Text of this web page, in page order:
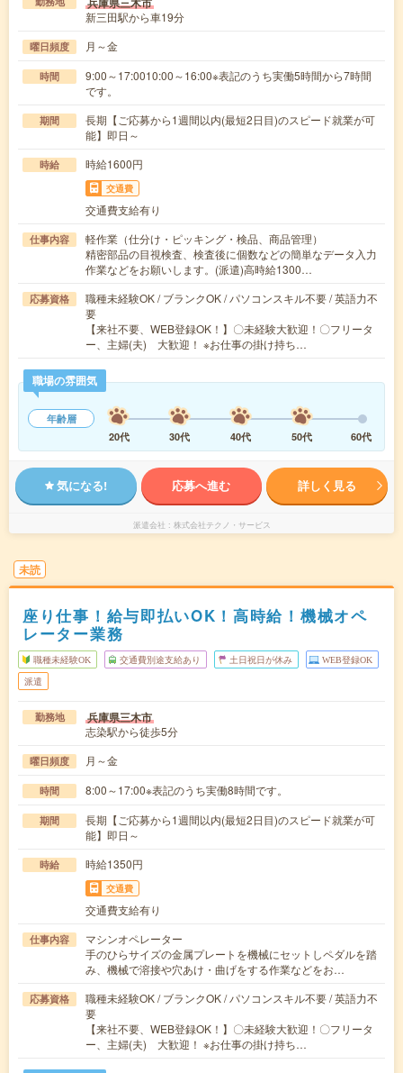
新三田駅から車19分
曜日頻度 月～金
時間
9:00～17:0010:00～16:00※表記のうち実働5時間から7時間
です。
期間
長期【ご応募から1週間以内(最短2日目)のスピード就業が可
能】即日～
時給 時給1600円
交通費
交通費支給有り
仕事内容
軽作業（仕分け・ピッキング・検品、商品管理）
精密部品の目視検査、検査後に個数などの簡単なデータ入力
作業などをお願いします。(派遣)高時給1300…
応募資格
職種未経験OK / ブランクOK / パソコンスキル不要 / 英語力不
要
【来社不要、WEB登録OK！】〇未経験大歓迎！〇フリータ
ー、主婦(夫) 大歓迎！ ※お仕事の掛け持ち…
職場の雰囲気
年齢層
20代
30代 40代 50代 60代
気になる! 応募へ進む 詳しく見る
派遣会社 株式会社テクノ・サービス
未読
座り仕事！給与即払いOK！高時給！機械オペ
レーター業務
職種未経験OK 交通費別途支給あり 土日祝日が休み WEB登録OK
派遣
勤務地 兵庫県三木市
志染駅から徒歩5分
曜日頻度 月～金
時間 8:00～17:00※表記のうち実働8時間です。
期間
長期【ご応募から1週間以内(最短2日目)のスピード就業が可
能】即日～
時給 時給1350円
交通費
交通費支給有り
仕事内容
マシンオペレーター
手のひらサイズの金属プレートを機械にセットしペダルを踏
み、機械で溶接や穴あけ・曲げをする作業などをお…
応募資格
職種未経験OK / ブランクOK / パソコンスキル不要 / 英語力不
要
【来社不要、WEB登録OK！】〇未経験大歓迎！〇フリータ
ー、主婦(夫) 大歓迎！ ※お仕事の掛け持ち…